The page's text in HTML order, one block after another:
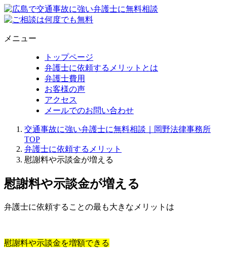
メニュー
トップページ
弁護士に依頼するメリットとは
弁護士費用
お客様の声
アクセス
メールでのお問い合わせ
交通事故に強い弁護士に無料相談｜岡野法律事務所
TOP
弁護士に依頼するメリット
慰謝料や示談金が増える
慰謝料や示談金が増える
弁護士に依頼することの最も大きなメリットは
慰謝料や示談金を増額できる